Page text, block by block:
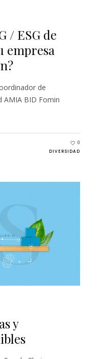
/ ESG de
empresa
de
AMIA BID Fomin
0
DIVERSIDAD
y